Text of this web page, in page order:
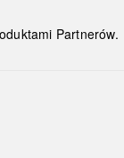
Partnerów.